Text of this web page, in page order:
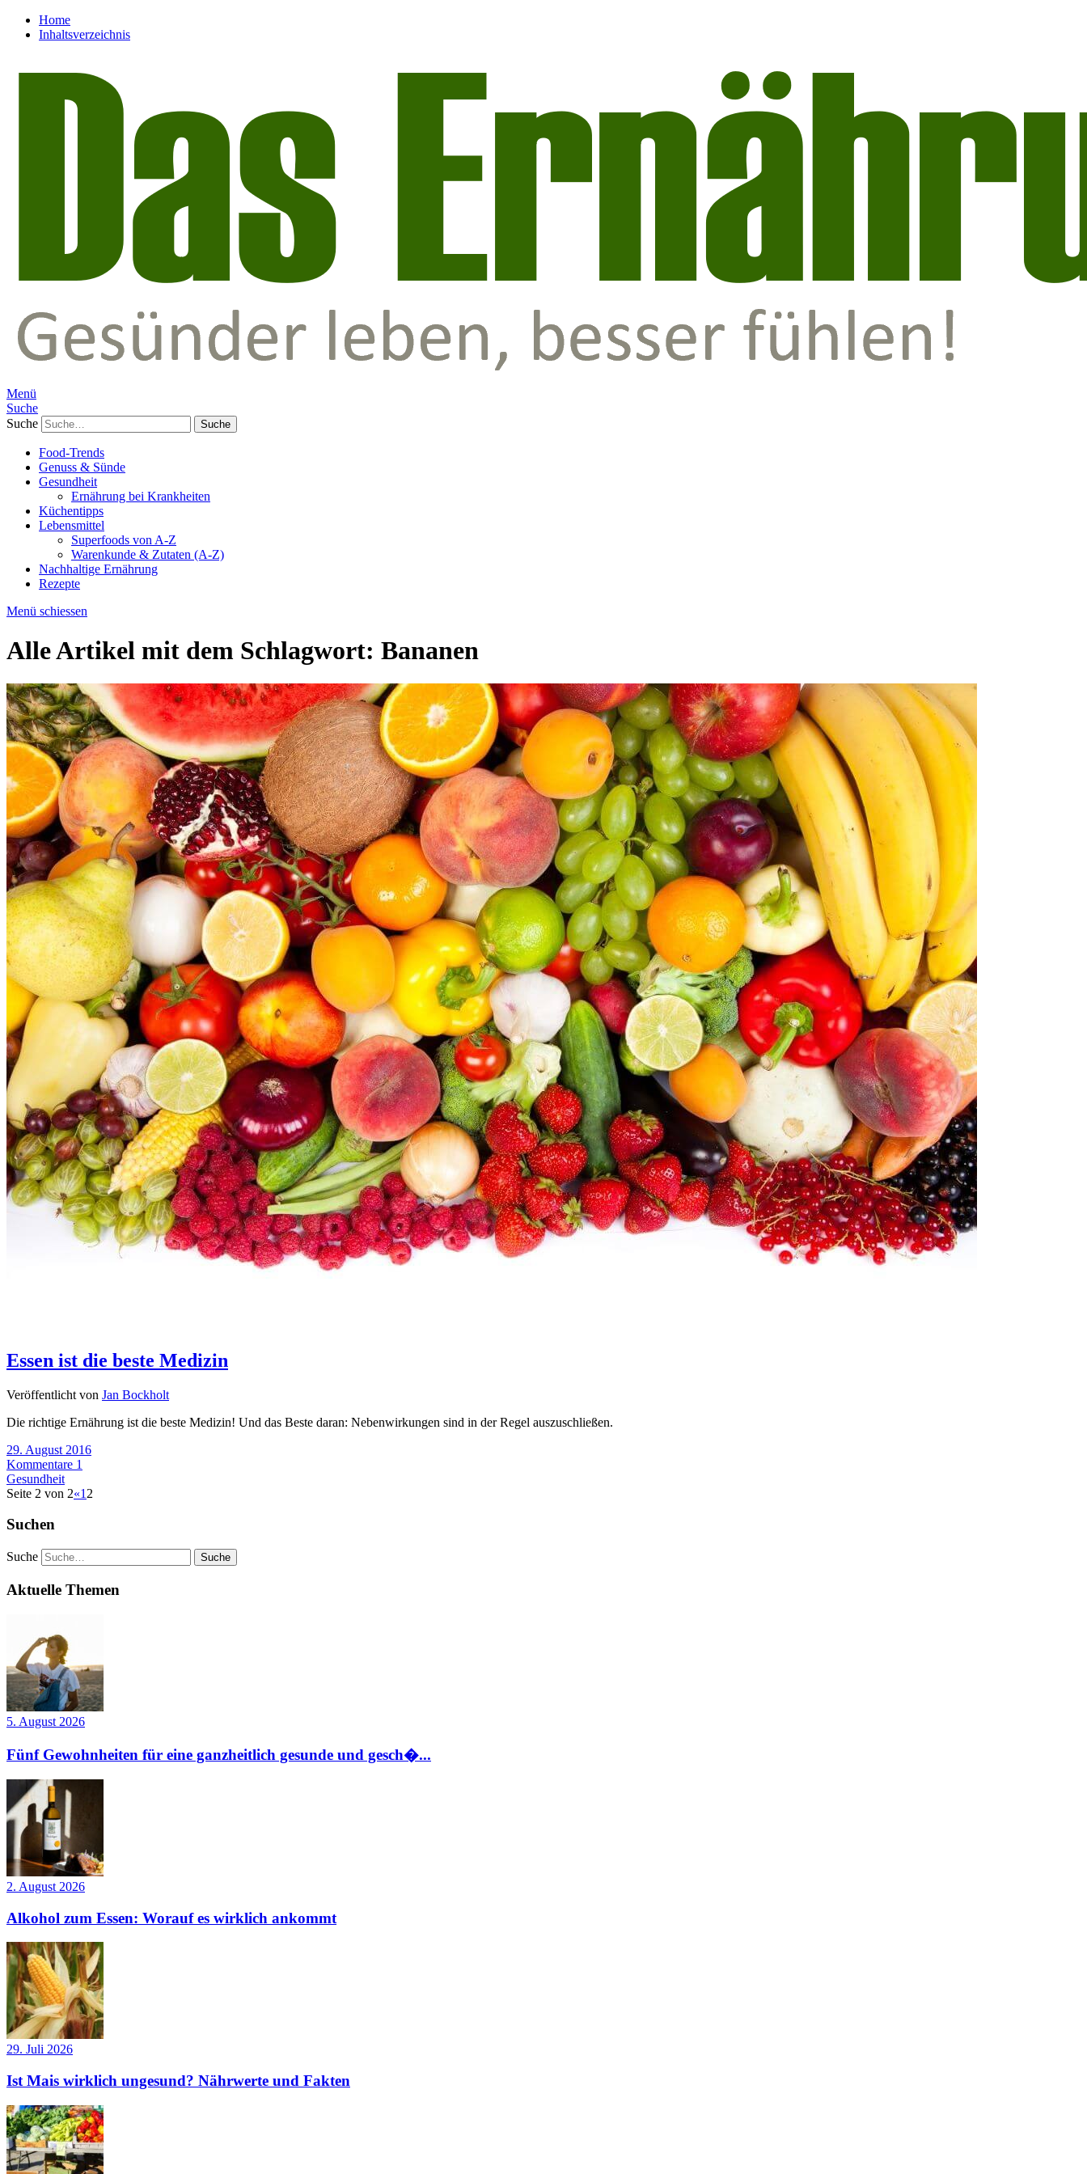
Home
Inhaltsverzeichnis
Menü
Suche
Suche
Food-Trends
Genuss & Sünde
Gesundheit
Ernährung bei Krankheiten
Küchentipps
Lebensmittel
Superfoods von A-Z
Warenkunde & Zutaten (A-Z)
Nachhaltige Ernährung
Rezepte
Menü schiessen
Alle Artikel mit dem Schlagwort: Bananen
Essen ist die beste Medizin
Veröffentlicht von Jan Bockholt
Die richtige Ernährung ist die beste Medizin! Und das Beste daran: Nebenwirkungen sind in der Regel auszuschließen.
29. August 2016
Kommentare 1
Gesundheit
Seite 2 von 2«1 2
Suchen
Suche
Aktuelle Themen
5. August 2026
Fünf Gewohnheiten für eine ganzheitlich gesunde und gesch�...
2. August 2026
Alkohol zum Essen: Worauf es wirklich ankommt
29. Juli 2026
Ist Mais wirklich ungesund? Nährwerte und Fakten